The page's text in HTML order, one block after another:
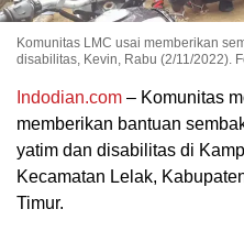
Komunitas LMC usai memberikan
disabilitas, Kevin, Rabu (2/11/2022).
Indodian.com – Komunitas
memberikan bantuan
yatim dan disabilitas di
Kecamatan Lelak,
Timur.